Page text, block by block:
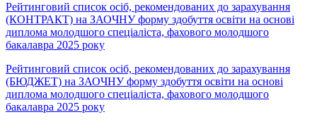
Рейтинговий список осіб, рекомендованих до зарахування
(КОНТРАКТ) на ЗАОЧНУ форму здобуття освіти на основі
диплома молодшого спеціаліста, фахового молодшого
бакалавра 2025 року
Рейтинговий список осіб, рекомендованих до зарахування
(БЮДЖЕТ) на ЗАОЧНУ форму здобуття освіти на основі
диплома молодшого спеціаліста, фахового молодшого
бакалавра 2025 року